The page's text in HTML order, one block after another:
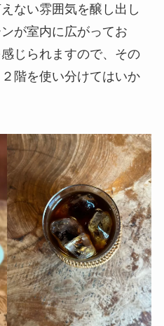
ない雰囲気を醸し出し
が室内に広がってお
じられますので、その
階を使い分けてはいか